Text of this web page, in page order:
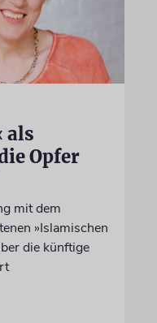
als
Opfer
mit dem
»Islamischen
die künftige